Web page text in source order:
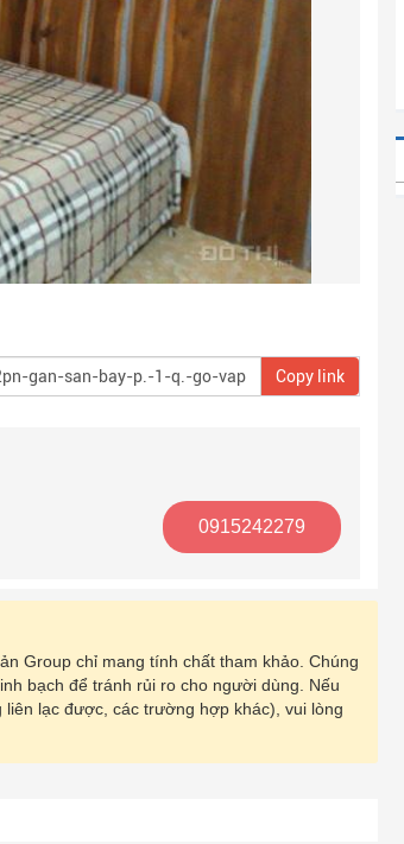
Copy link
0915242279
Group chỉ mang tính chất tham khảo. Chúng
bạch để tránh rủi ro cho người dùng. Nếu
lạc được, các trường hợp khác), vui lòng